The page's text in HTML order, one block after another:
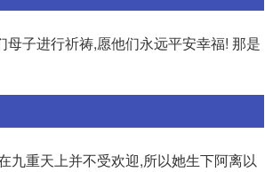
子进行祈祷,愿他们永远平安幸福! 那是
九重天上并不受欢迎,所以她生下阿离以